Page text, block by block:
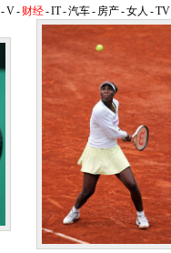
-V- 财经-IT-汽车- 房产-女人 -TV